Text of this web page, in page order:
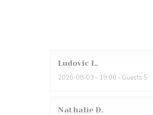
Ludovic L
2026-08-03 - 19:00 - Guests 5
Nathalie D